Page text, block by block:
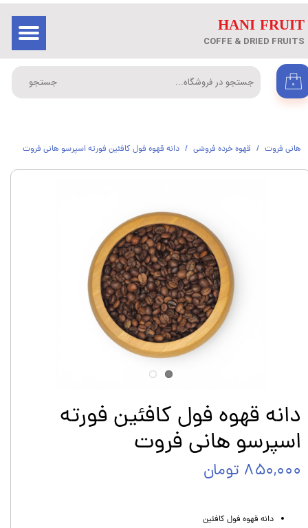
جستجو ۰
حساب کاربری من
تغییر گذر واژه
سفارشات
​HANI FRUIT
COFFE & DRIED FRUITS
هانی فروت قهوه خرده فروشی دانه قهوه فول کافئین فورته اسپرسو هانی فروت
دانه قهوه فول کافئین فورته
اسپرسو هانی فروت
۸۵۰,۰۰۰ تومان
دانه قهوه فول کافئین